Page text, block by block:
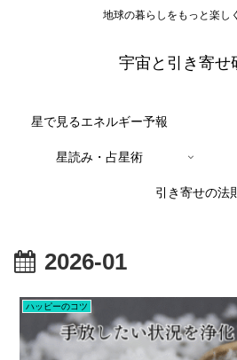
地球の暮らしをもっと楽し
宇宙と引き寄せ
星で見るエネルギー予報
星読み・占星術
引き寄せの法
2026-01
ハッピーのコツ